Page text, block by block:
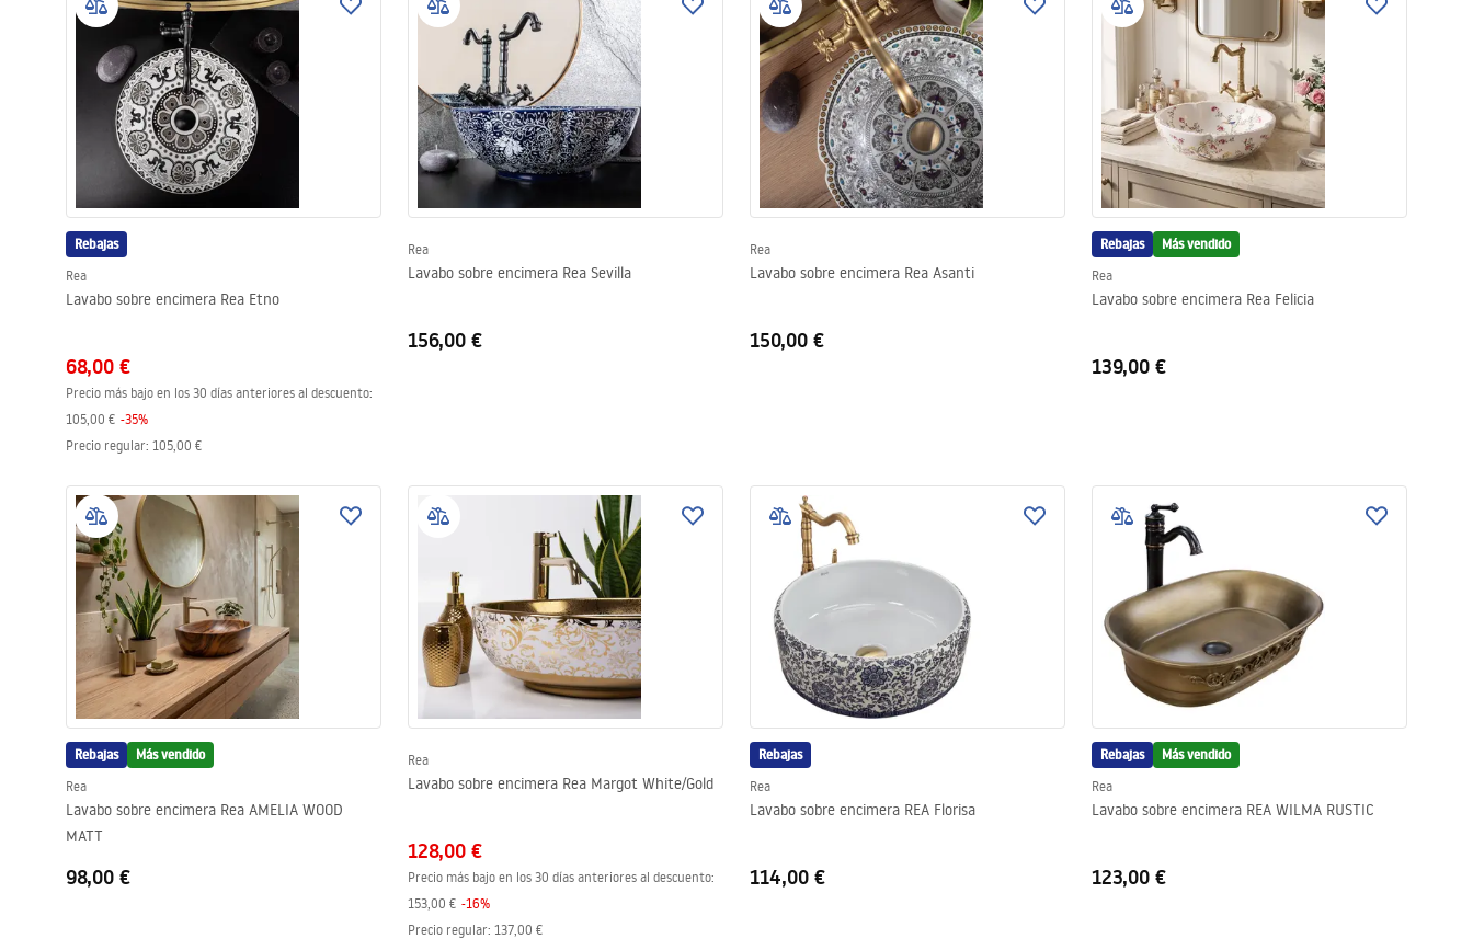
Rebajas
Rea
Lavabo sobre encimera Rea Etno
68,00 €
Precio más bajo en los 30 días anteriores al descuento:
105,00 € -35%
Precio regular: 105,00 €
Rea
Lavabo sobre encimera Rea Sevilla
156,00 €
Rea
Lavabo sobre encimera Rea Asanti
150,00 €
Rebajas Más vendido
Rea
Lavabo sobre encimera Rea Felicia
139,00 €
Rebajas Más vendido
Rea
Lavabo sobre encimera Rea AMELIA WOOD
MATT
98,00 €
Rea
Lavabo sobre encimera Rea Margot White/Gold
128,00 €
Precio más bajo en los 30 días anteriores al descuento:
153,00 € -16%
Precio regular: 137,00 €
Rebajas
Rea
Lavabo sobre encimera REA Florisa
114,00 €
Rebajas Más vendido
Rea
Lavabo sobre encimera REA WILMA RUSTIC
123,00 €